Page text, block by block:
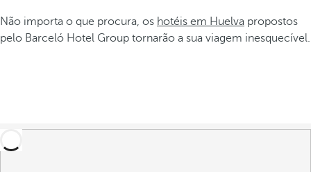
Não importa o que procura, os hotéis em Huelva propostos
pelo Barceló Hotel Group tornarão a sua viagem inesquecível.